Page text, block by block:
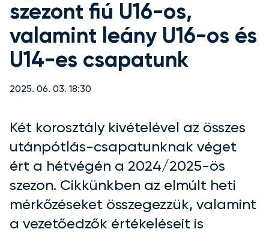
szezont fiú U16-os,
valamint leány U16-os és
U14-es csapatunk
2025. 06. 03. 18:30
Két korosztály kivételével az összes
utánpótlás-csapatunknak véget
ért a hétvégén a 2024/2025-ös
szezon. Cikkünkben az elmúlt heti
mérkőzéseket összegezzük, valamint
a vezetőedzők értékeléseit is